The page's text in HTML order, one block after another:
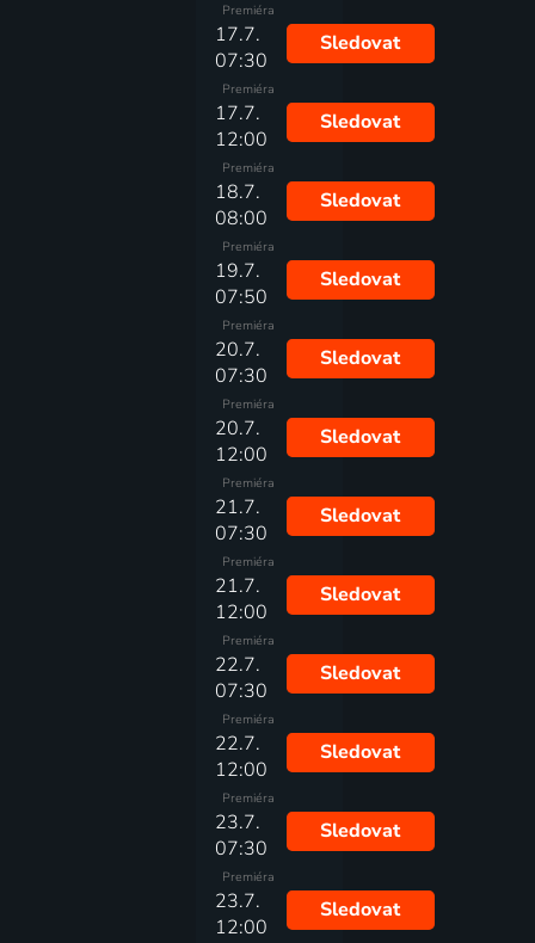
Premiéra
17.7.
07:30
Premiéra
Sledovat
17.7.
12:00
Premiéra
Sledovat
18.7.
08:00
Premiéra
Sledovat
19.7.
07:50
Premiéra
Sledovat
20.7.
07:30
Premiéra
Sledovat
20.7.
12:00
Premiéra
Sledovat
21.7.
07:30
Premiéra
Sledovat
21.7.
12:00
Premiéra
Sledovat
22.7.
07:30
Premiéra
Sledovat
22.7.
12:00
Premiéra
Sledovat
23.7.
07:30
Premiéra
Sledovat
23.7.
12:00
Sledovat